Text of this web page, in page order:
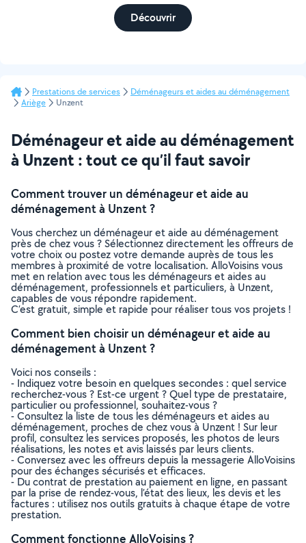
Découvrir
Prestations de services
Déménageurs et aides au déménagement
Ariège
Unzent
Déménageur et aide au déménagement
à Unzent : tout ce qu’il faut savoir
Comment trouver un déménageur et aide au
déménagement à Unzent ?
Vous cherchez un déménageur et aide au déménagement
près de chez vous ? Sélectionnez directement les offreurs de
votre choix ou postez votre demande auprès de tous les
membres à proximité de votre localisation. AlloVoisins vous
met en relation avec tous les déménageurs et aides au
déménagement, professionnels et particuliers, à Unzent,
capables de vous répondre rapidement.
C’est gratuit, simple et rapide pour réaliser tous vos projets !
Comment bien choisir un déménageur et aide au
déménagement à Unzent ?
Voici nos conseils :
- Indiquez votre besoin en quelques secondes : quel service
recherchez-vous ? Est-ce urgent ? Quel type de prestataire,
particulier ou professionnel, souhaitez-vous ?
- Consultez la liste de tous les déménageurs et aides au
déménagement, proches de chez vous à Unzent ! Sur leur
profil, consultez les services proposés, les photos de leurs
réalisations, les notes et avis laissés par leurs clients.
- Conversez avec les offreurs depuis la messagerie AlloVoisins
pour des échanges sécurisés et efficaces.
- Du contrat de prestation au paiement en ligne, en passant
par la prise de rendez-vous, l’état des lieux, les devis et les
factures : utilisez nos outils gratuits à chaque étape de votre
prestation.
Comment fonctionne AlloVoisins ?